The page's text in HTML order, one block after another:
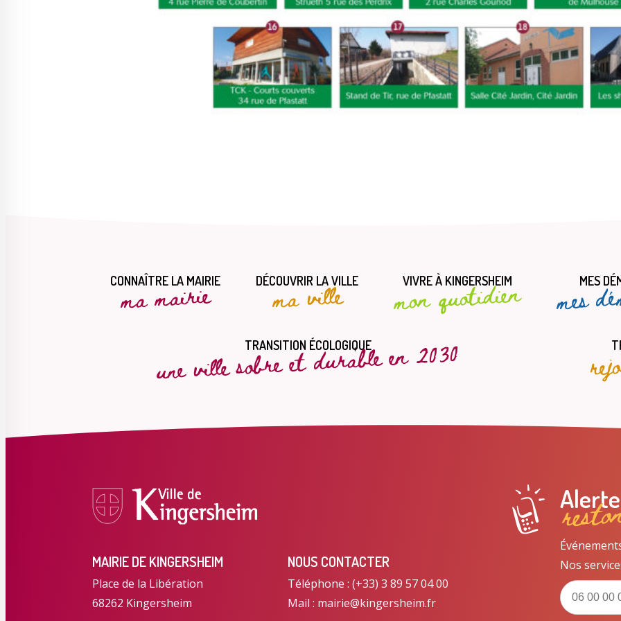
CONNAÎTRE LA MAIRIE
ma mairie DÉCOUVRIR LA VILLE
ma ville VIVRE À KINGERSHEIM
mon quotidien MES
mes
TRANSITION ÉCOLOGIQUE
une ville sobre et durable en 2030
MAIRIE DE KINGERSHEIM
Place de la Libération
68262 Kingersheim
NOUS CONTACTER
Téléphone : (+33) 3 89 57 04 00
Mail : mairie@kingersheim.fr
Nos